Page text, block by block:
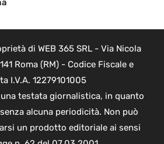
di WEB 365 SRL - Via Nicola
Roma (RM) - Codice Fiscale e
I.V.A. 12279101005
testata giornalistica, in quanto
alcuna periodicità. Non può
un prodotto editoriale ai sensi